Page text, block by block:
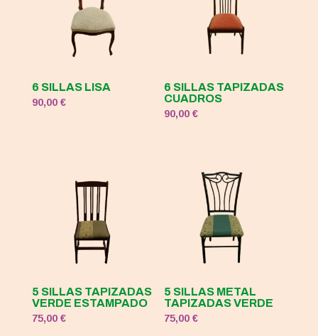
6 SILLAS LISA
90,00 €
6 SILLAS TAPIZADAS
CUADROS
90,00€
5 SILLAS TAPIZADAS
VERDE ESTAMPADO
75,00 €
5 SILLAS METAL
TAPIZADAS VERDE
75,00€